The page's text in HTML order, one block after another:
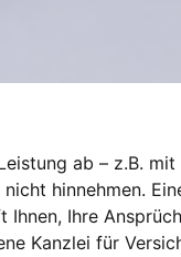
ab – z.B.
hinnehmen.
Ihre
Kanzlei für